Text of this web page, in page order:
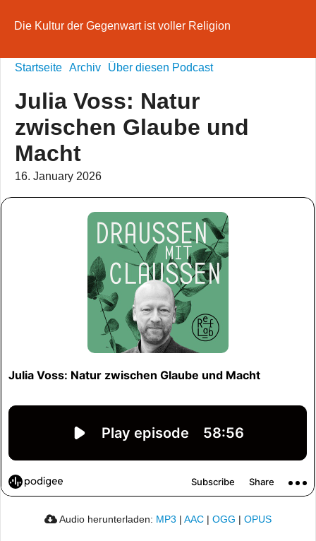
Die Kultur der Gegenwart ist voller Religion
Startseite Archiv Über diesen Podcast
Julia Voss: Natur
zwischen Glaube und
Macht
16. January 2026
Audio herunterladen: MP3 | AAC | OGG | OPUS